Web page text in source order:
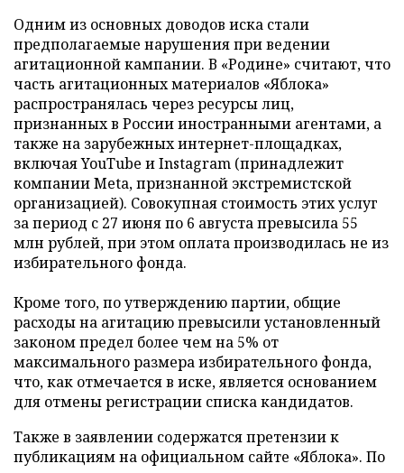
Одним из основных доводов иска стали
предполагаемые нарушения при ведении
агитационной кампании. В «Родине» считают, что
часть агитационных материалов «Яблока»
распространялась через ресурсы лиц,
признанных в России иностранными агентами, а
также на зарубежных интернет-площадках,
включая YouTube и Instagram (принадлежит
компании Meta, признанной экстремистской
организацией). Совокупная стоимость этих услуг
за период с 27 июня по 6 августа превысила 55
млн рублей, при этом оплата производилась не из
избирательного фонда.
Кроме того, по утверждению партии, общие
расходы на агитацию превысили установленный
законом предел более чем на 5% от
максимального размера избирательного фонда,
что, как отмечается в иске, является основанием
для отмены регистрации списка кандидатов.
Также в заявлении содержатся претензии к
публикациям на официальном сайте «Яблока». По